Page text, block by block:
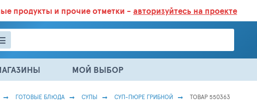
В МАГАЗИНАХ.БОЛЬШЕ 100 000 ТОВАРОВ. ЕЖЕДНЕВНОЕ ОБНОВЛЕНИЕ
продукты и прочие отметки - авторизуйтесь на проекте
МОЙ ВЫБОР
ГОТОВЫЕ БЛЮДА СУПЫ СУП-ПЮРЕ ГРИБНОЙ ТОВАР 550363